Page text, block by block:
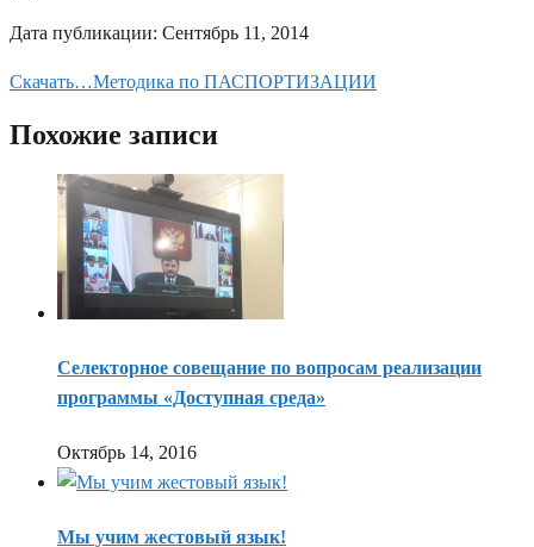
Дата публикации: Сентябрь 11, 2014
Скачать…Методика по ПАСПОРТИЗАЦИИ
Похожие записи
Селекторное совещание по вопросам реализации
программы «Доступная среда»
Октябрь 14, 2016
Мы учим жестовый язык!